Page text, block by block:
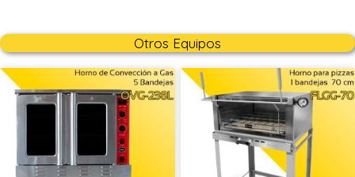
Otros Equipos